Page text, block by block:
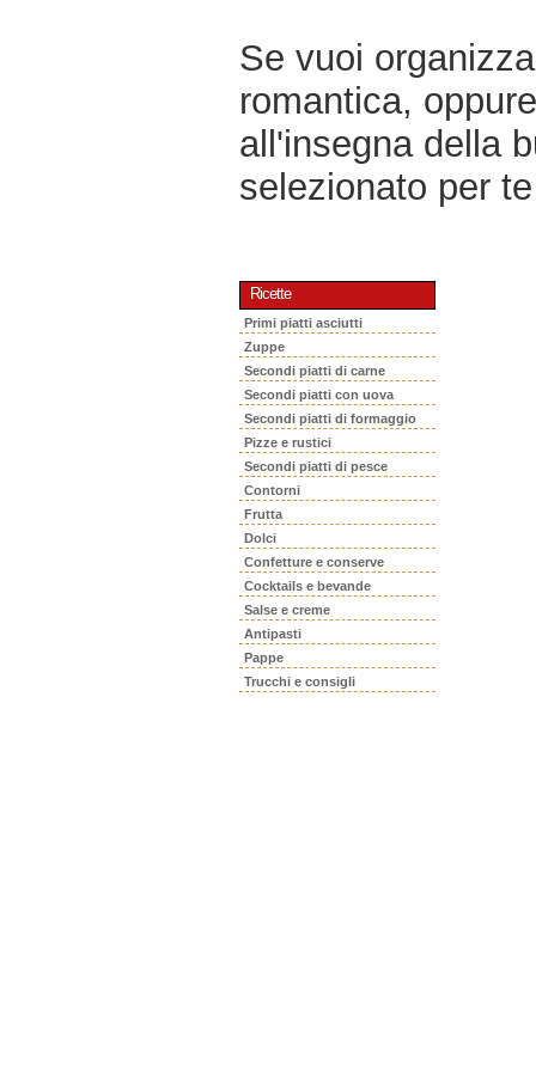
Se vuoi
romantica,
all'insegna della
selezionato per
Ricette
Primi piatti asciutti
Zuppe
Secondi piatti di carne
Secondi piatti con uova
Secondi piatti di formaggio
Pizze e rustici
Secondi piatti di pesce
Contorni
Frutta
Dolci
Confetture e conserve
Cocktails e bevande
Salse e creme
Antipasti
Pappe
Trucchi e consigli